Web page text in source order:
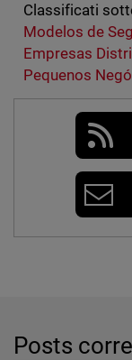
Classificati
Modelos de
Empresas
Pequenos
Posts